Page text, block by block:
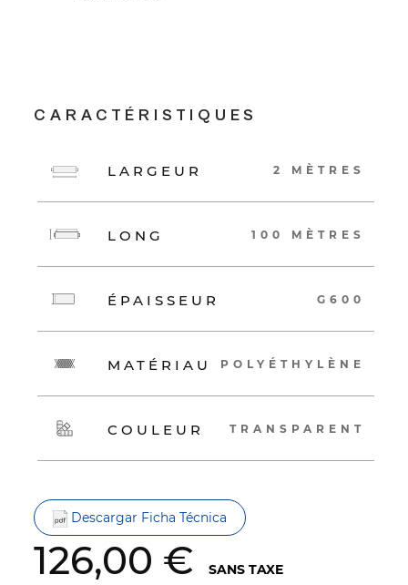
CARACTÉRISTIQUES
LARGEUR 2 MÈTRES
LONG 100 MÈTRES
ÉPAISSEUR G600
MATÉRIAU POLYÉTHYLÈNE
COULEUR TRANSPARENT
Descargar Ficha Técnica
126,00 € SANS TAXE